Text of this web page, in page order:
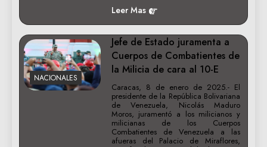
Leer Mas
NACIONALES
Jefe de Estado juramenta a
Cuerpos de Combatientes de
la Milicia de cara al 10-E
Caracas, 8 de enero de 2025.- El
presidente de la República Bolivariana
de Venezuela, Nicolás Maduro
Moros, juramentó a los milicianos y
milicianas de los Cuerpos
Combatientes de Venezuela a las
afueras del Palacio de Miraflores,